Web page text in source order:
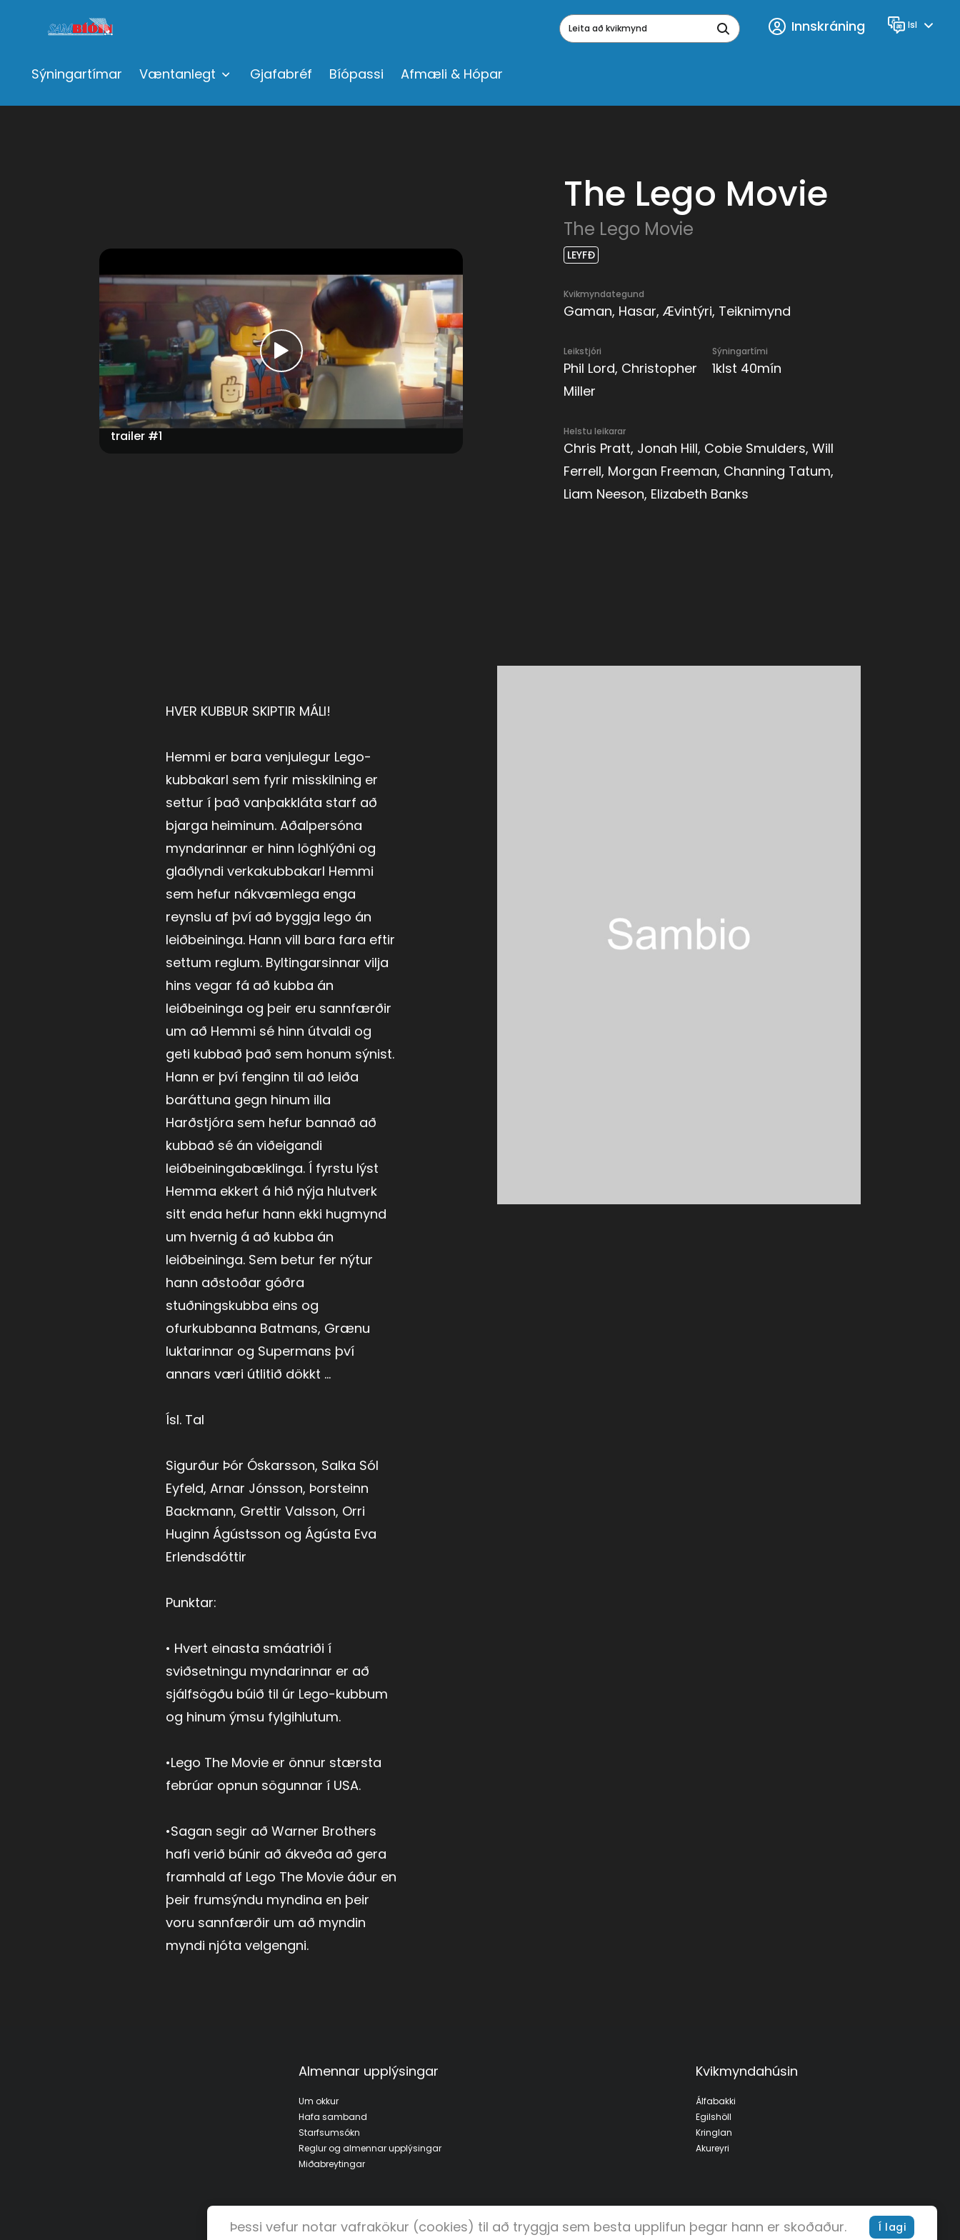
Sýningartímar Væntanlegt Gjafabréf Bíópassi Afmæli & Hópar
Leita að kvikmynd
Innskráning Tungumál
Isl
The Lego Movie
The Lego Movie
LEYFÐ
Kvikmyndategund
Gaman, Hasar, Ævintýri, Teiknimynd
Leikstjóri
Phil Lord, Christopher
Miller
Sýningartími
1klst 40mín
Helstu leikarar
Chris Pratt, Jonah Hill, Cobie Smulders, Will
Ferrell, Morgan Freeman, Channing Tatum,
Liam Neeson, Elizabeth Banks
trailer #1
HVER KUBBUR SKIPTIR MÁLI!
Hemmi er bara venjulegur Lego-
kubbakarl sem fyrir misskilning er
settur í það vanþakkláta starf að
bjarga heiminum. Aðalpersóna
myndarinnar er hinn löghlýðni og
glaðlyndi verkakubbakarl Hemmi
sem hefur nákvæmlega enga
reynslu af því að byggja lego án
leiðbeininga. Hann vill bara fara eftir
settum reglum. Byltingarsinnar vilja
hins vegar fá að kubba án
leiðbeininga og þeir eru sannfærðir
um að Hemmi sé hinn útvaldi og
geti kubbað það sem honum sýnist.
Hann er því fenginn til að leiða
baráttuna gegn hinum illa
Harðstjóra sem hefur bannað að
kubbað sé án viðeigandi
leiðbeiningabæklinga. Í fyrstu lýst
Hemma ekkert á hið nýja hlutverk
sitt enda hefur hann ekki hugmynd
um hvernig á að kubba án
leiðbeininga. Sem betur fer nýtur
hann aðstoðar góðra
stuðningskubba eins og
ofurkubbanna Batmans, Grænu
luktarinnar og Supermans því
annars væri útlitið dökkt ...
Ísl. Tal
Sigurður Þór Óskarsson, Salka Sól
Eyfeld, Arnar Jónsson, Þorsteinn
Backmann, Grettir Valsson, Orri
Huginn Ágústsson og Ágústa Eva
Erlendsdóttir
Punktar:
• Hvert einasta smáatriði í
sviðsetningu myndarinnar er að
sjálfsögðu búið til úr Lego-kubbum
og hinum ýmsu fylgihlutum.
•Lego The Movie er önnur stærsta
febrúar opnun sögunnar í USA.
•Sagan segir að Warner Brothers
hafi verið búnir að ákveða að gera
framhald af Lego The Movie áður en
þeir frumsýndu myndina en þeir
voru sannfærðir um að myndin
myndi njóta velgengni.
Almennar upplýsingar
Um okkur
Hafa samband
Starfsumsókn
Reglur og almennar upplýsingar
Miðabreytingar
Kvikmyndahúsin
Álfabakki
Egilshöll
Kringlan
Akureyri
Þessi vefur notar vafrakökur (cookies) til að tryggja sem besta upplifun þegar hann er skoðaður. Í lagi